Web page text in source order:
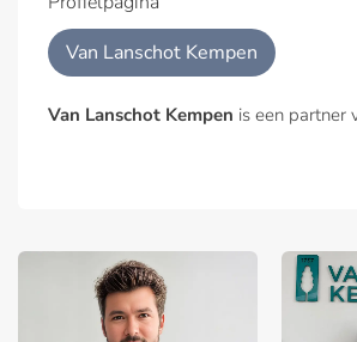
Van Lanschot Kempen
Van Lanschot Kempen is een partner